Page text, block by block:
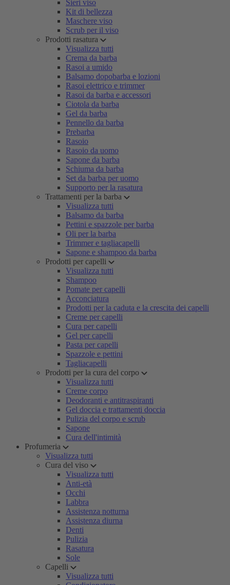
Sieri viso
Kit di bellezza
Maschere viso
Scrub per il viso
Prodotti rasatura
Visualizza tutti
Crema da barba
Rasoi a umido
Balsamo dopobarba e lozioni
Rasoi elettrico e trimmer
Rasoi da barba e accessori
Ciotola da barba
Gel da barba
Pennello da barba
Prebarba
Rasoio
Rasoio da uomo
Sapone da barba
Schiuma da barba
Set da barba per uomo
Supporto per la rasatura
Trattamenti per la barba
Visualizza tutti
Balsamo da barba
Pettini e spazzole per barba
Oli per la barba
Trimmer e tagliacapelli
Sapone e shampoo da barba
Prodotti per capelli
Visualizza tutti
Shampoo
Pomate per capelli
Acconciatura
Prodotti per la caduta e la crescita dei capelli
Creme per capelli
Cura per capelli
Gel per capelli
Pasta per capelli
Spazzole e pettini
Tagliacapelli
Prodotti per la cura del corpo
Visualizza tutti
Creme corpo
Deodoranti e antitraspiranti
Gel doccia e trattamenti doccia
Pulizia del corpo e scrub
Sapone
Cura dell'intimità
Profumeria
Visualizza tutti
Cura del viso
Visualizza tutti
Anti-età
Occhi
Labbra
Assistenza notturna
Assistenza diurna
Denti
Pulizia
Rasatura
Sole
Capelli
Visualizza tutti